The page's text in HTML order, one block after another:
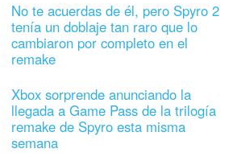
No te acuerdas de él, pero Spyro 2
tenía un doblaje tan raro que lo
cambiaron por completo en el
remake
Xbox sorprende anunciando la
llegada a Game Pass de la trilogía
remake de Spyro esta misma
semana